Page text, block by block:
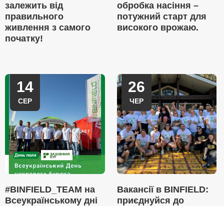
залежить від
правильного
живлення з самого
початку!
обробка насіння –
потужний старт для
високого врожаю.
14
СЕР
#BINFIELD_TEAM на
Всеукраїнському дні
26
ЧЕР
Вакансії в BINFIELD:
приєднуйся до